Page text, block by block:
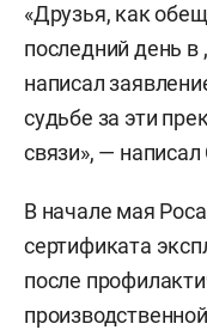
«Друзья, как
последний день в
написал
судьбе за эти
связи», —
В начале мая
сертификата
после